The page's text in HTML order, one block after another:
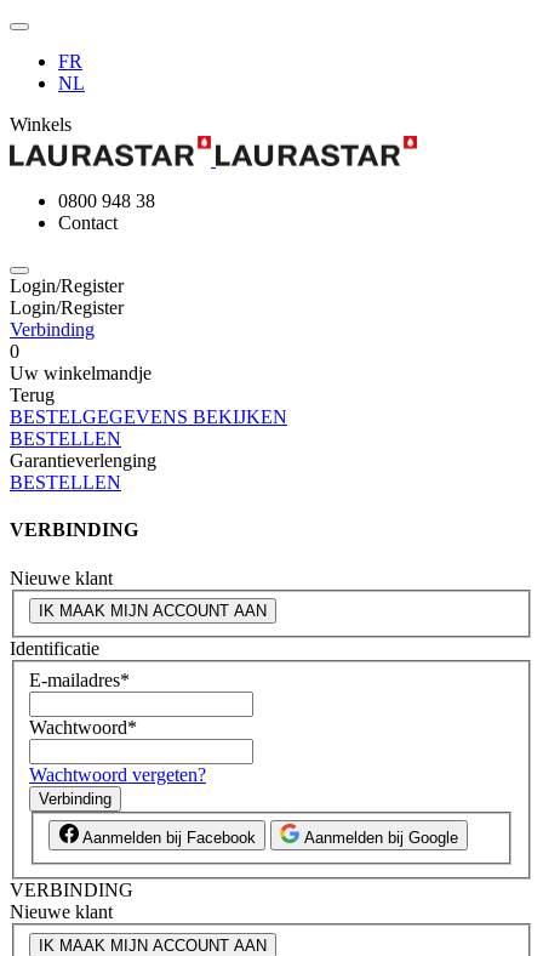
FR
NL
Winkels
0800 948 38
Contact
Login/Register
Login/Register
Verbinding
0
Uw winkelmandje
Terug
BESTELGEGEVENS BEKIJKEN
BESTELLEN
Garantieverlenging
BESTELLEN
VERBINDING
Nieuwe klant
IK MAAK MIJN ACCOUNT AAN
Identificatie
E-mailadres*
Wachtwoord*
Wachtwoord vergeten?
Verbinding
Aanmelden bij Facebook Aanmelden bij Google
VERBINDING
Nieuwe klant
IK MAAK MIJN ACCOUNT AAN